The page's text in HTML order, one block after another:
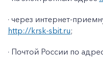
· через интернет-
http://krsk-sbit.ru;
· Почтой России по